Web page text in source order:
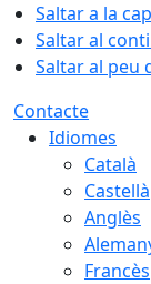
Saltar a la
Saltar al
Saltar al peu
Contacte
Idiomes
Català
Castellà
Anglès
Francès